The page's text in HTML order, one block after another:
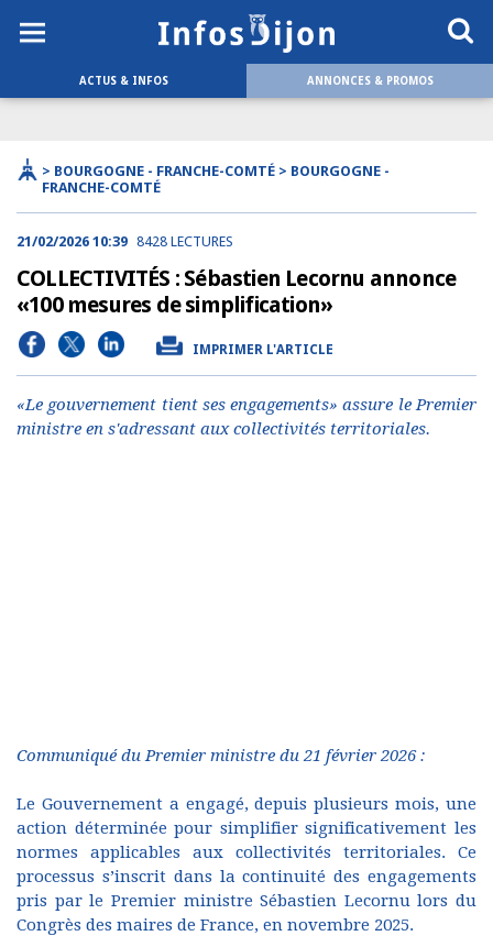
ACTUS & INFOS ANNONCES & PROMOS
> BOURGOGNE - FRANCHE-COMTÉ > BOURGOGNE -
FRANCHE-COMTÉ
21/02/2026 10:39 8428 LECTURES
COLLECTIVITÉS : Sébastien Lecornu annonce
«100 mesures de simplification»
IMPRIMER L'ARTICLE
«Le gouvernement tient ses engagements» assure le Premier
ministre en s'adressant aux collectivités territoriales.
Communiqué du Premier ministre du 21 février 2026 :
Le Gouvernement a engagé, depuis plusieurs mois, une
action déterminée pour simplifier significativement les
normes applicables aux collectivités territoriales. Ce
processus s’inscrit dans la continuité des engagements
pris par le Premier ministre Sébastien Lecornu lors du
Congrès des maires de France, en novembre 2025.